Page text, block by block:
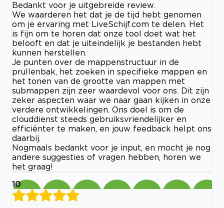
Bedankt voor je uitgebreide review.
We waarderen het dat je de tijd hebt genomen
om je ervaring met LiveSchijf.com te delen. Het
is fijn om te horen dat onze tool doet wat het
belooft en dat je uiteindelijk je bestanden hebt
kunnen herstellen.
Je punten over de mappenstructuur in de
prullenbak, het zoeken in specifieke mappen en
het tonen van de grootte van mappen met
submappen zijn zeer waardevol voor ons. Dit zijn
zeker aspecten waar we naar gaan kijken in onze
verdere ontwikkelingen. Ons doel is om de
clouddienst steeds gebruiksvriendelijker en
efficiënter te maken, en jouw feedback helpt ons
daarbij.
Nogmaals bedankt voor je input, en mocht je nog
andere suggesties of vragen hebben, horen we
het graag!
10